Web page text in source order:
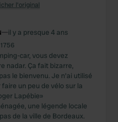
l'original
—il y a presque 4 ans
1756
car, vous devez
nadar. Ça fait bizarre,
le bienvenu. Je n'ai utilisé
un peu de vélo sur la
Lapébie»
une légende locale
de la ville de Bordeaux.